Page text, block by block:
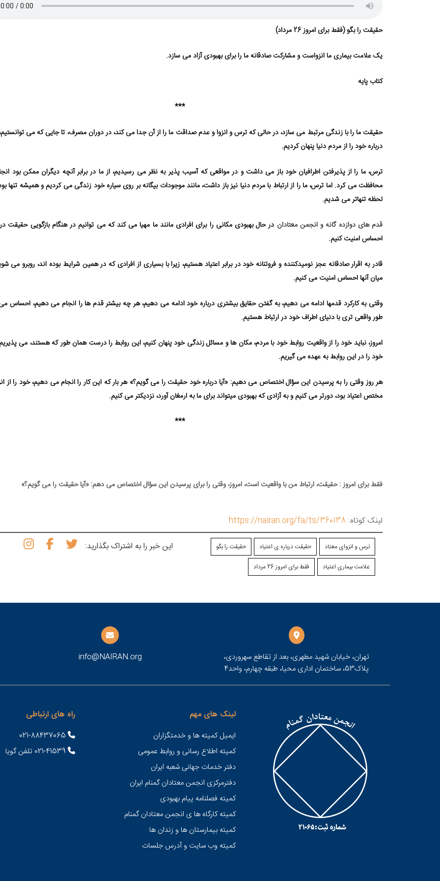
حقیقت را بگو (فقط برای امروز 26 مرداد)
یک علامت بیماری ما انزواست و مشارکت صادقانه ما را برای بهبودی آزاد می ⁯سازد.
کتاب پایه
***
حقیقت ما را با زندگی مرتبط می⁯ سازد، در حالی که ترس و انزوا و عدم صداقت ما را از آن جدا می⁯ کند، در دوران مصرف، تا جایی که می⁯
درباره خود را از مردم دنیا پنهان کردیم.
ترس، ما را از پذیرفتن اطرافیان خود باز می⁯ داشت و در مواقعی که آسیب ⁯پذیر به نظر می⁯ رسیدیم، از ما در برابر آنچه دیگران ممکن بود
محافظت می ⁯کرد. اما ترس، ما را از ارتباط با مردم دنیا نیز باز داشت، مانند موجودات بیگانه بر روی سیاره خود زندگی می ⁯کردیم و همیشه تنها
لحظه تنهاتر می⁯ شدیم.
قدم های دوازده ⁯گانه و انجمن معتادان در حال بهبودی مکانی را برای افرادی مانند ما مهیا می⁯ کند که می ⁯توانیم در هنگام بازگویی حقیقت
احساس امنیت کنیم.
قادر به اقرار صادقانه عجز نومیدکننده و فروتنانه خود در برابر اعتیاد هستیم، زیرا با بسیاری از افرادی که در همین شرایط بوده⁯ اند، روبرو می⁯
میان آنها احساس امنیت می⁯ کنیم.
وقتی به کارکرد قدمها ادامه می ⁯دهیم، به گفتن حقایق بیشتری درباره خود ادامه می ⁯دهیم، هر چه بیشتر قدم ها را انجام می⁯ دهیم، احساس
طور واقعی ⁯تری با دنیای اطراف خود در ارتباط هستیم.
امروز، نباید خود را از واقعیت روابط خود با مردم، مکان ها و مسائل زندگی خود پنهان کنیم، این روابط را درست همان طور که هستند، می
خود را در این روابط به عهده می⁯ گیریم.
هر روز وقتی را به پرسیدن این سؤال اختصاص می ⁯دهیم: «آیا درباره خود حقیقت را می⁯ گویم؟» هر بار که این کار را انجام می⁯ دهیم، خود را از
مختص اعتیاد بود، دورتر می ⁯کنیم و به آزادی که بهبودی می⁯تواند برای ما به ارمغان آورد، نزدیک⁯تر می⁯ کنیم.
***
فقط برای امروز : حقیقت، ارتباط من با واقعیت است، امروز، وقتی را برای پرسیدن این سؤال اختصاص می ⁯دهم: «آیا حقیقت را می⁯ گویم؟»
لینک کوتاه: https://nairan.org/fa/ts/360138
ترس و انزوای معتاد حقیقت درباره ی اعتیاد حقیقت را بگو
علامت بیماری اعتیاد فقط برای امروز 26 مرداد
این خبر را به اشتراک بگذارید:
تهران، خیابان شهید مطهری، بعد از تقاطع سهروردی،
پلاک53، ساختمان اداری محیا، طبقه چهارم، واحد4
info@NAIRAN.org
لینک های مهم
ایمیل کمیته ها و خدمتگزاران
کميته اطلاع رسانی و روابط عمومی
دفتر خدمات جهانی شعبه ايران
دفترمرکزی انجمن معتادان گمنام ایران
کمیته فصلنامه پیام بهبودی
کمیته کارگاه ها ی انجمن معتادان گمنام
کمیته بیمارستان ها و زندان ها
کمیته وب سایت و آدرس جلسات
راه های ارتباطی